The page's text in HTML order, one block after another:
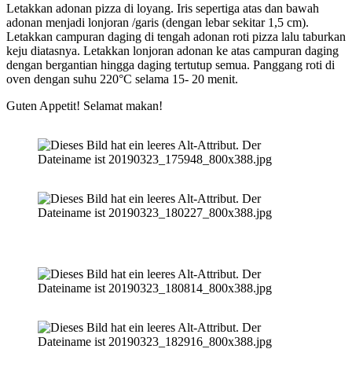
Letakkan adonan pizza di loyang. Iris sepertiga atas dan bawah
adonan menjadi lonjoran /garis (dengan lebar sekitar 1,5 cm).
Letakkan campuran daging di tengah adonan roti pizza lalu taburkan
keju diatasnya. Letakkan lonjoran adonan ke atas campuran daging
dengan bergantian hingga daging tertutup semua. Panggang roti di
oven dengan suhu 220°C selama 15- 20 menit.
Guten Appetit! Selamat makan!